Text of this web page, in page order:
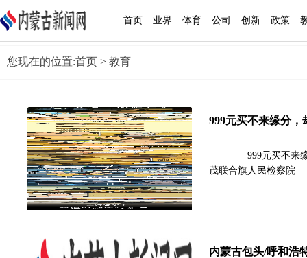
首页 业界 体育 公司 创新 政策
您现在的位置:首页 > 教育
999元买不来缘分，
999元买不来缘
茂联合旗人民检察院
内蒙古包头/呼和浩